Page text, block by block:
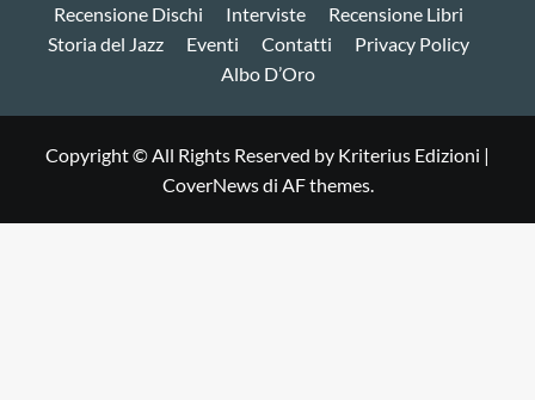
Recensione Dischi
Interviste
Recensione Libri
Storia del Jazz
Eventi Contatti
Privacy Policy
Albo D’Oro
Copyright © All Rights Reserved by Kriterius Edizioni |
CoverNewsdi AF themes.